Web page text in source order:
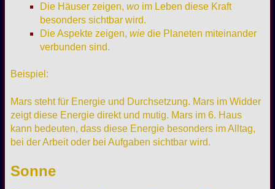
Die Häuser zeigen, wo im Leben diese Kraft
besonders sichtbar wird.
Die Aspekte zeigen, wie die Planeten miteinander
verbunden sind.
Beispiel:
Mars steht für Energie und Durchsetzung. Mars im Widder
zeigt diese Energie direkt und mutig. Mars im 6. Haus
kann bedeuten, dass diese Energie besonders im Alltag,
bei der Arbeit oder bei Aufgaben sichtbar wird.
Sonne